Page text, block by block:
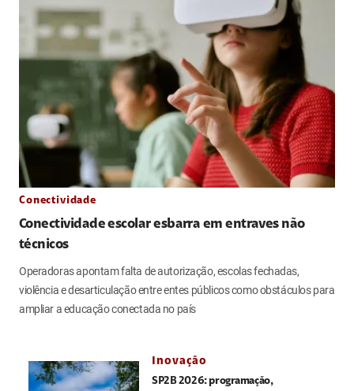
Conectividade
Conectividade escolar esbarra em entraves não
técnicos
Operadoras apontam falta de autorização, escolas fechadas,
violência e desarticulação entre entes públicos como obstáculos para
ampliar a educação conectada no país
Inovação
SP2B 2026: programação,